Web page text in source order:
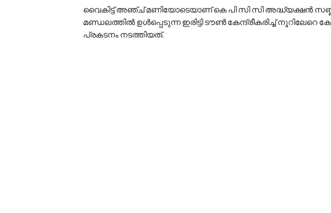
വൈകിട്ട് അഞ്ച് മണിയോടെയാണ് കെ പി സി സി അദ്ധ്യക്ഷൻ
മണ്ഡലത്തിൽ ഉൾപ്പെടുന്ന ഇരിട്ടി ടൗൺ കേന്ദ്രീകരിച്ച്
പ്രകടനം നടത്തിയത്.